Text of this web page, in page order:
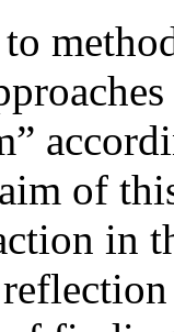
of
in